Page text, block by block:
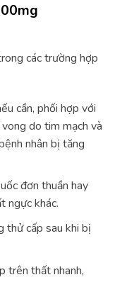
các trường hợp
cần, phối hợp với
do tim mạch và
nhân bị tăng
đơn thuần hay
ngực khác.
thử cấp sau khi bị
trên thất nhanh,